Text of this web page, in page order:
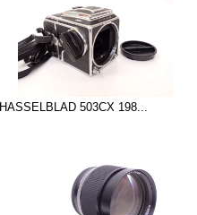
HASSELBLAD 503CX 198...